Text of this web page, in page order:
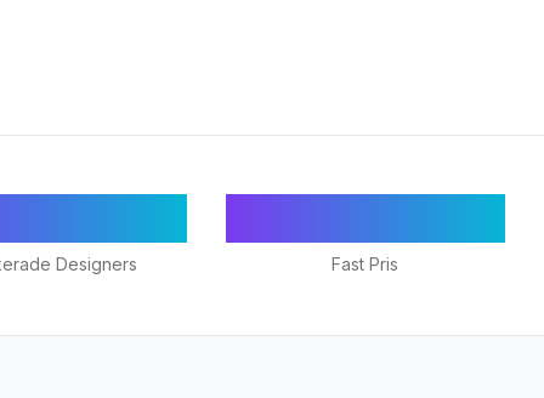
Designers Fast Pris